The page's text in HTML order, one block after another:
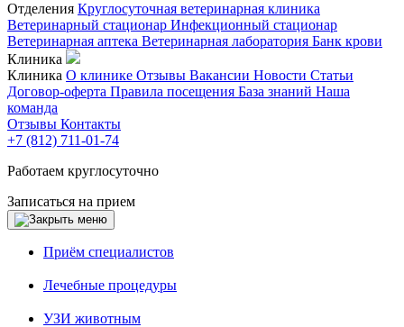
Отделения Круглосуточная ветеринарная клиника
Ветеринарный стационар Инфекционный стационар
Ветеринарная аптека Ветеринарная лаборатория Банк крови
Клиника
Клиника О клинике Отзывы Вакансии Новости Статьи
Договор-оферта Правила посещения База знаний Наша
команда
Отзывы Контакты
+7 (812) 711-01-74
Работаем круглосуточно
Записаться на прием
Приём специалистов
Лечебные процедуры
УЗИ животным